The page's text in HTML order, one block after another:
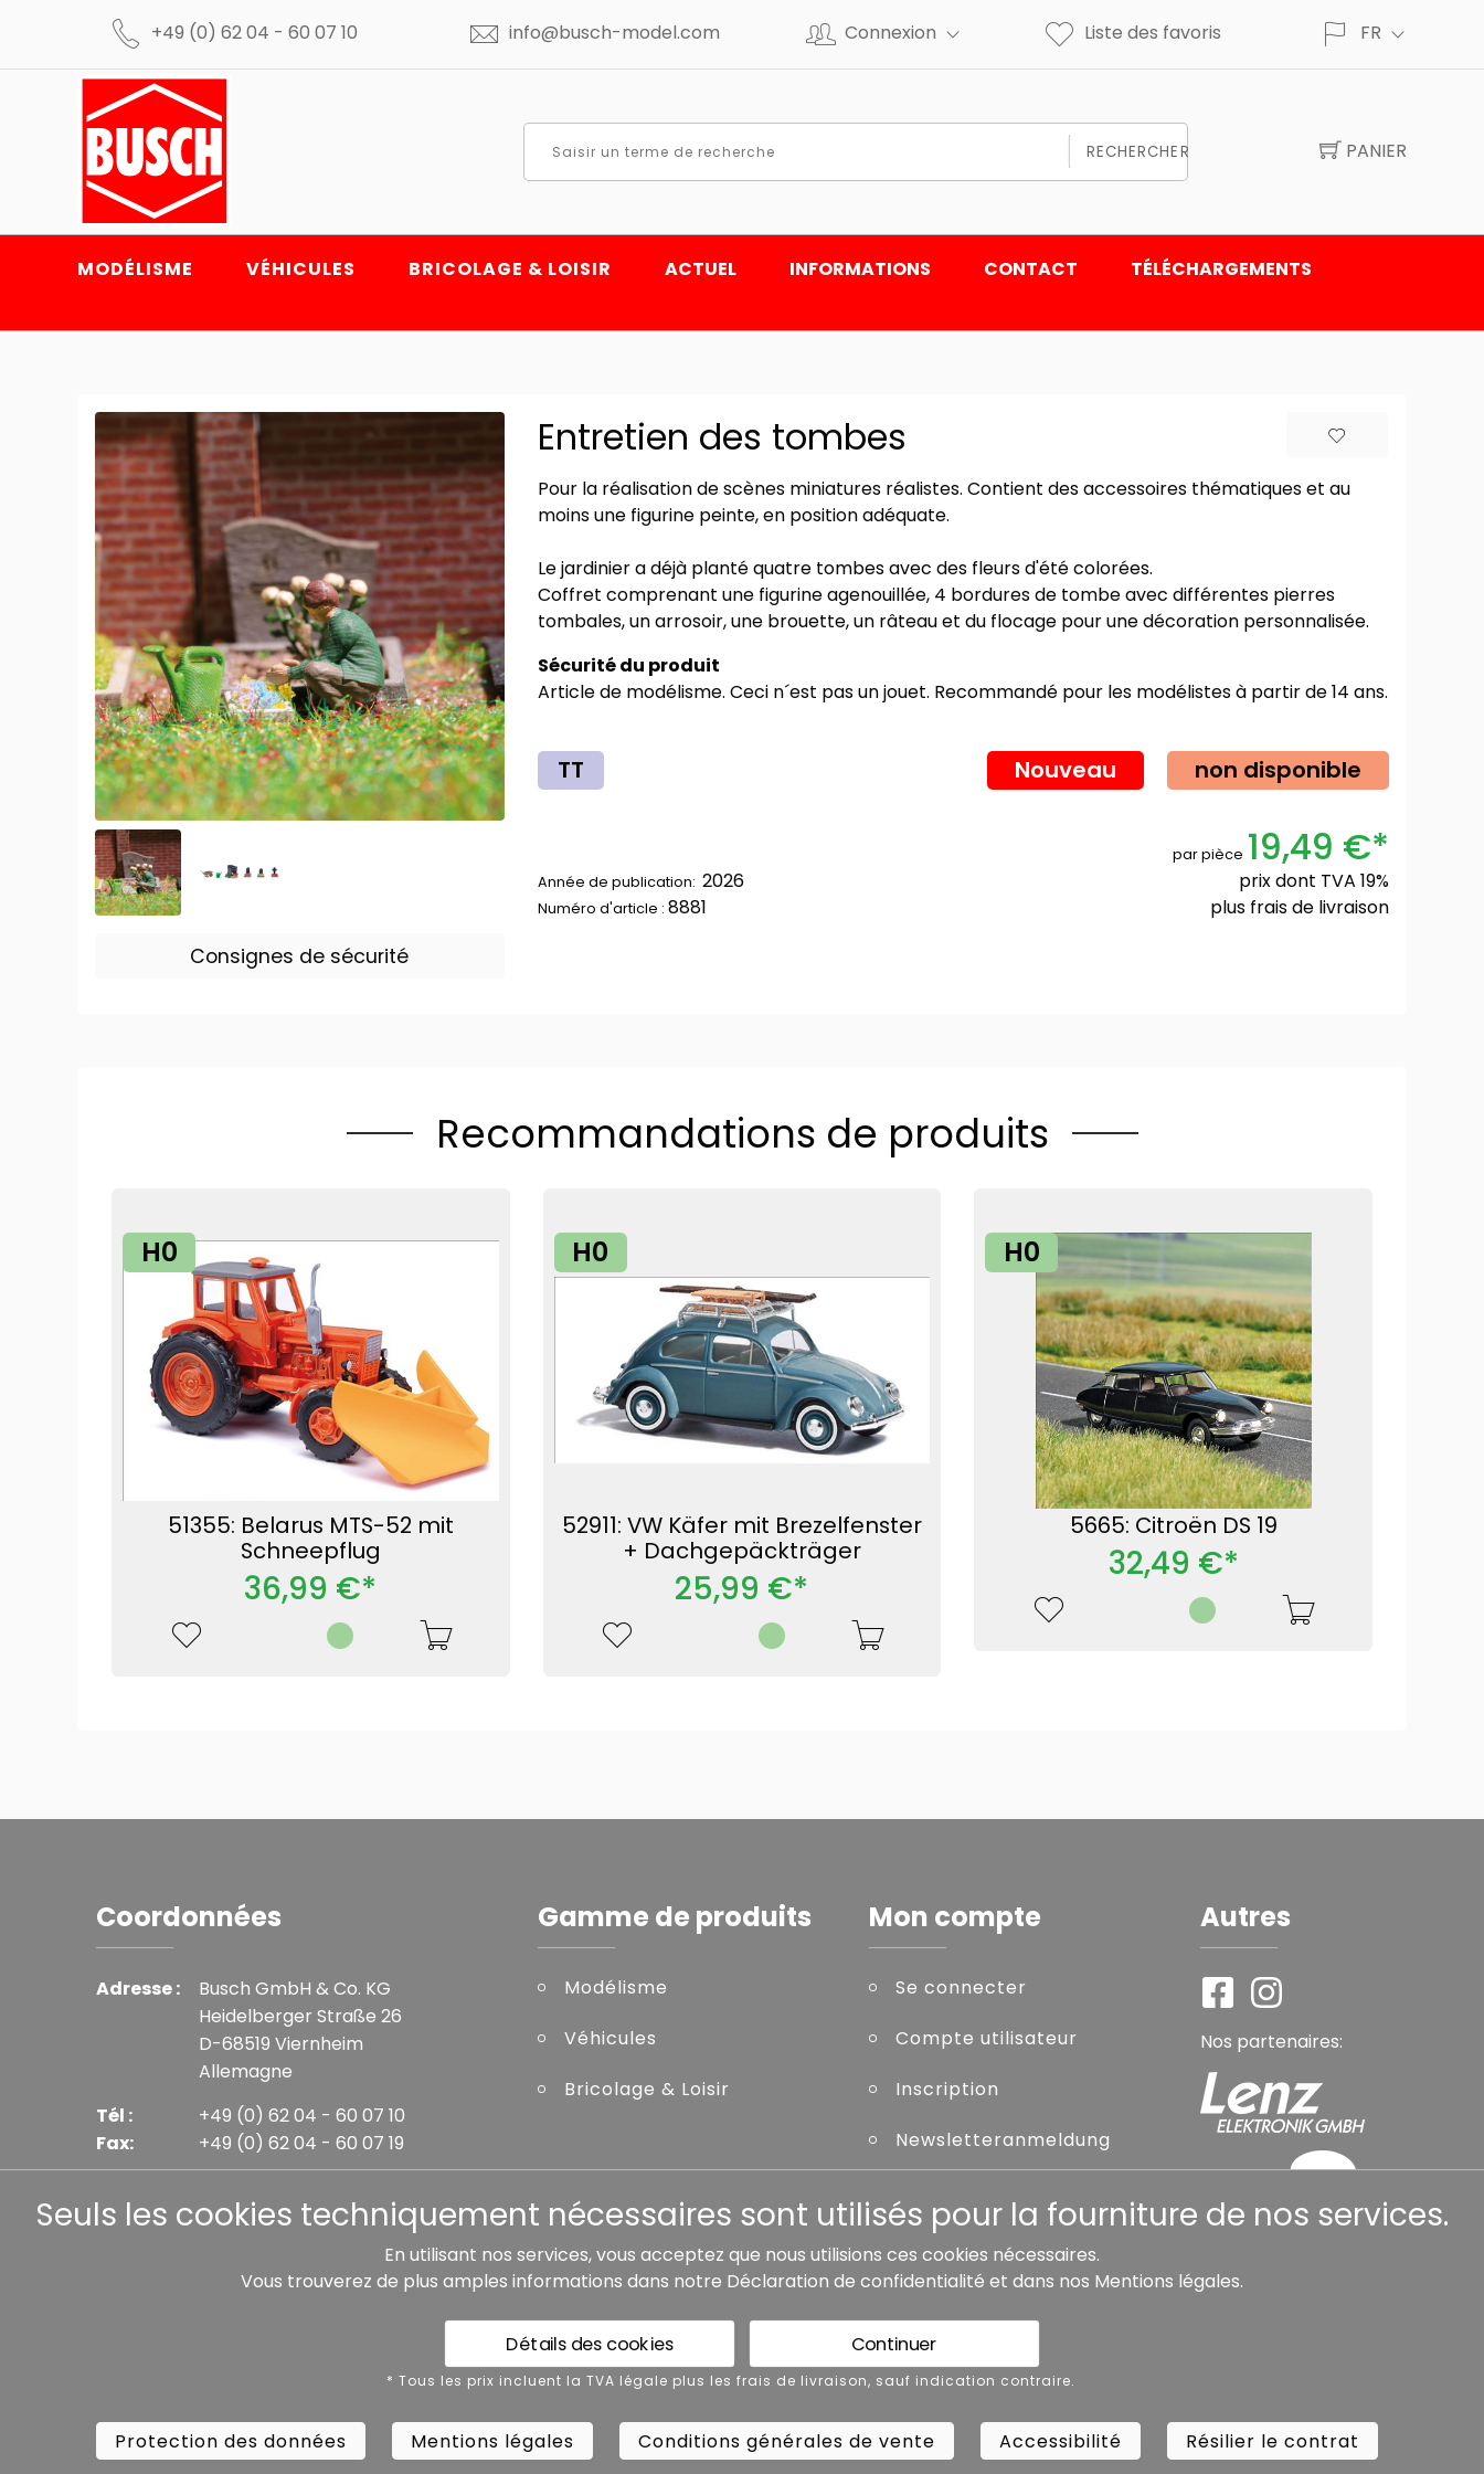
+49 (0) 62 04 - 60 07 10 info@busch-model.com Connexion Liste des favoris FR
RECHERCHER PANIER
MODÉLISME VÉHICULES BRICOLAGE & LOISIR ACTUEL INFORMATIONS CONTACT TÉLÉCHARGEMENTS
Consignes de sécurité
Entretien des tombes
Pour la réalisation de scènes miniatures réalistes. Contient des accessoires thématiques et au
moins une figurine peinte, en position adéquate.
Le jardinier a déjà planté quatre tombes avec des fleurs d'été colorées.
Coffret comprenant une figurine agenouillée, 4 bordures de tombe avec différentes pierres
tombales, un arrosoir, une brouette, un râteau et du flocage pour une décoration personnalisée.
Sécurité du produit
Article de modélisme. Ceci n´est pas un jouet. Recommandé pour les modélistes à partir de 14 ans.
TT Nouveau non disponible
Année de publication: 2026
Numéro d'article : 8881
par pièce 19,49 €*
prix dont TVA 19%
plus frais de livraison
Recommandations de produits
H0
51355: Belarus MTS-52 mit
Schneepflug
36,99 €*
H0
52911: VW Käfer mit Brezelfenster
+ Dachgepäckträger
25,99 €*
H0
5665: Citroën DS 19
32,49 €*
Coordonnées
Adresse :
Busch GmbH & Co. KG
Heidelberger Straße 26
D-68519 Viernheim
Allemagne
Tél :
Fax:
+49 (0) 62 04 - 60 07 10
+49 (0) 62 04 - 60 07 19
Gamme de produits
Modélisme
Véhicules
Bricolage & Loisir
Mon compte
Se connecter
Compte utilisateur
Inscription
Newsletteranmeldung
Autres
Nos partenaires:
Mentions légales Conditions générales de vente Accessibilité
Copyright ©Busch.
All Rights Reserved.
Seuls les cookies techniquement nécessaires sont utilisés pour la fourniture de nos services.
En utilisant nos services, vous acceptez que nous utilisions ces cookies nécessaires.
Vous trouverez de plus amples informations dans notre Déclaration de confidentialité et dans nos Mentions légales.
Détails des cookies Continuer
* Tous les prix incluent la TVA légale plus les frais de livraison, sauf indication contraire.
Protection des données Mentions légales Conditions générales de vente Accessibilité Résilier le contrat